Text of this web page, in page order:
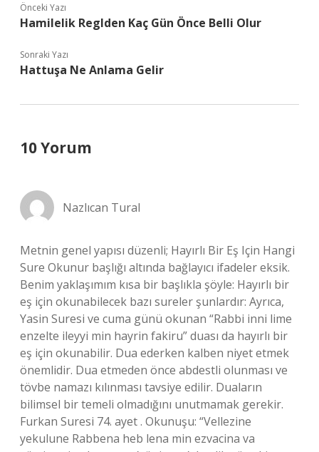
Önceki Yazı
Hamilelik Reglden Kaç Gün Önce Belli Olur
Sonraki Yazı
Hattuşa Ne Anlama Gelir
10 Yorum
Nazlıcan Tural
Metnin genel yapısı düzenli; Hayırlı Bir Eş Için Hangi
Sure Okunur başlığı altında bağlayıcı ifadeler eksik.
Benim yaklaşımım kısa bir başlıkla şöyle: Hayırlı bir
eş için okunabilecek bazı sureler şunlardır: Ayrıca,
Yasin Suresi ve cuma günü okunan “Rabbi inni lime
enzelte ileyyi min hayrin fakiru” duası da hayırlı bir
eş için okunabilir. Dua ederken kalben niyet etmek
önemlidir. Dua etmeden önce abdestli olunması ve
tövbe namazı kılınması tavsiye edilir. Duaların
bilimsel bir temeli olmadığını unutmamak gerekir.
Furkan Suresi 74. ayet . Okunuşu: “Vellezine
yekulune Rabbena heb lena min ezvacina va